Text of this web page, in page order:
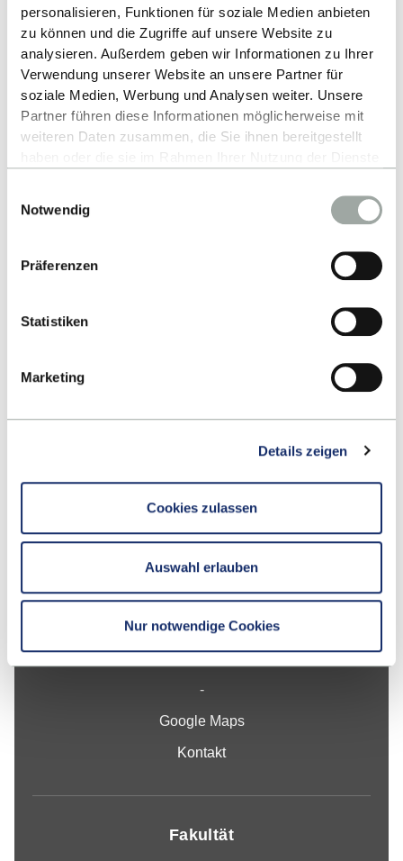
personalisieren, Funktionen für soziale Medien anbieten
zu können und die Zugriffe auf unsere Website zu
analysieren. Außerdem geben wir Informationen zu Ihrer
Verwendung unserer Website an unsere Partner für
soziale Medien, Werbung und Analysen weiter. Unsere
Partner führen diese Informationen möglicherweise mit
weiteren Daten zusammen, die Sie ihnen bereitgestellt
Alles zum Thema Cookies und personenbezogene
Datenverarbeitung entnehmen Sie unserer
Notwendig
Präferenzen
Statistiken
Marketing
Details zeigen
Cookies zulassen
Auswahl erlauben
Nur notwendige Cookies
Partner im Studiengang
Fast Track International Business - BSc
Hochschule Reutlingen
Alteburgstraße 150
-
Google Maps
Kontakt
Fakultät